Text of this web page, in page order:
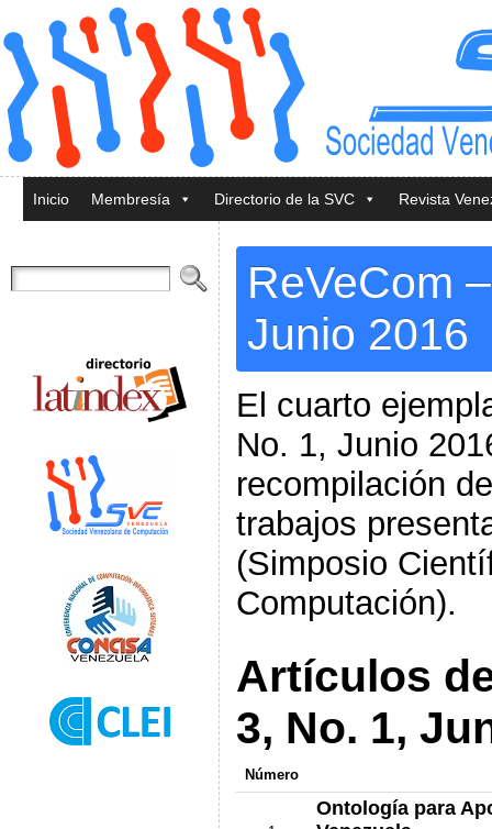
Inicio Membresía Directorio de la SVC Revista
ReVeCom
Junio 2016
El cuarto
No. 1, Junio
recompilación
trabajos
(Simposio
Computación).
Artículos
3, No. 1,
Número
Ontología para